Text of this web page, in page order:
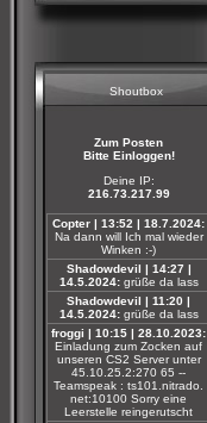
Shoutbox
Zum Posten
Bitte Einloggen!
Deine IP:
216.73.217.99
Copter | 13:52 | 18.7.2024:
Na dann will Ich mal wieder
Winken :-)
Shadowdevil | 14:27 |
14.5.2024:grüße da lass
Shadowdevil | 11:20 |
14.5.2024:grüße da lass
froggi | 10:15 | 28.10.2023:
Einladung zum Zocken auf
unseren CS2 Server unter
45.10.25.2:270 65 --
Teamspeak : ts101.nitrado.
net:10100 Sorry eine
Leerstelle reingerutscht